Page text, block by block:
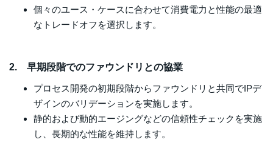
個々のユース・ケースに合わせて消費電力と性能の最適
なトレードオフを選択します。
2. 早期段階でのファウンドリとの協業
プロセス開発の初期段階からファウンドリと共同でIPデ
ザインのバリデーションを実施します。
静的および動的エージングなどの信頼性チェックを実施
し、長期的な性能を維持します。